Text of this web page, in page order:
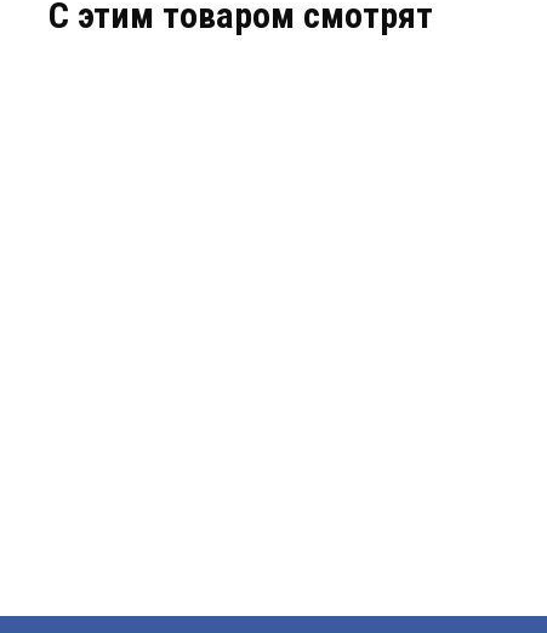
C этим товаром смотрят